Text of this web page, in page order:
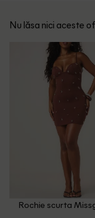
Nu lăsa nici aceste
Rochie scurta